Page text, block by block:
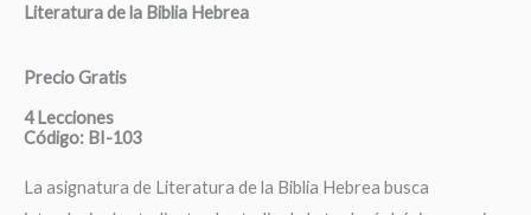
Literatura de la Biblia Hebrea
Precio Gratis
4 Lecciones
Código: BI-103
La asignatura de Literatura de la Biblia Hebrea busca